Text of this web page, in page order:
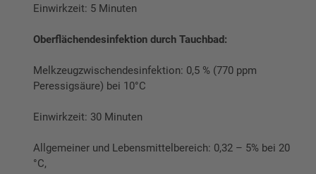
Einwirkzeit: 5 Minuten
Oberflächendesinfektion durch Tauchbad:
Melkzeugzwischendesinfektion: 0,5 % (770 ppm
Peressigsäure) bei 10°C
Einwirkzeit: 30 Minuten
Allgemeiner und Lebensmittelbereich: 0,32 – 5% bei 20
°C,